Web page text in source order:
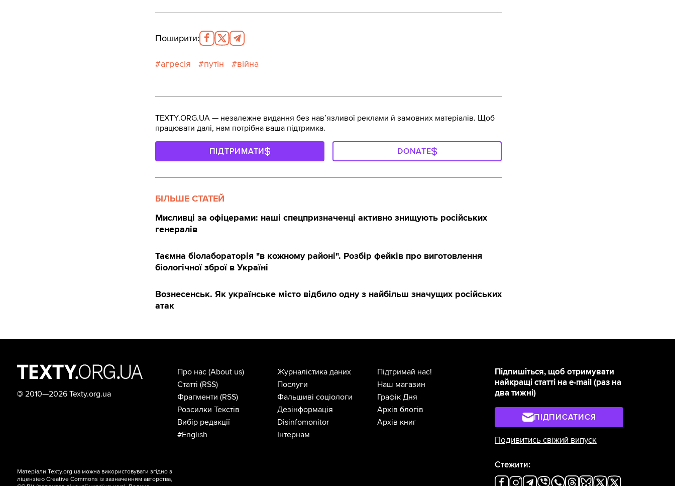
Поширити:
агресія путін війна
TEXTY.ORG.UA — незалежне видання без навʼязливої реклами й замовних матеріалів. Щоб
працювати далі, нам потрібна ваша підтримка.
ПІДТРИМАТИ DONATE
БІЛЬШЕ СТАТЕЙ
Мисливці за офіцерами: наші спецпризначенці активно знищують російських
генералів
Таємна біолабораторія "в кожному районі". Розбір фейків про виготовлення
біологічної зброї в Україні
Вознесенськ. Як українське місто відбило одну з найбільш значущих російських
атак
© 2010—2026 Texty.org.ua
Підпишіться, щоб отримувати
найкращі статті на e-mail (раз на
два тижні)
ПІДПИСАТИСЯ
Подивитись свіжий випуск
Стежити:
Про нас (About us)
Статті (RSS)
Фрагменти (RSS)
Розсилки Текстів
Вибір редакції
#English
Журналістика даних
Послуги
Фальшиві соціологи
Дезінформація
Disinfomonitor
Інтернам
Підтримай нас!
Наш магазин
Графік Дня
Архів блогів
Архів книг
Матеріали Texty.org.ua можна використовувати згідно з
ліцензієюCreative Commons із зазначенням авторства,